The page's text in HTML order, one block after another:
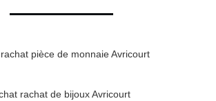
pièce de monnaie Avricourt
rachat de bijoux Avricourt